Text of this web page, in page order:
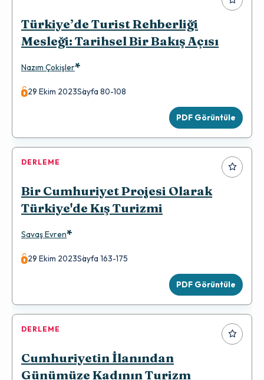
Türkiye’de Turist Rehberliği
Mesleği: Tarihsel Bir Bakış Açısı
Nazım Çokişler*
29 Ekim 2023Sayfa 80-108
PDF Görüntüle
DERLEME
Bir Cumhuriyet Projesi Olarak
Türkiye'de Kış Turizmi
Savaş Evren*
29 Ekim 2023Sayfa 163-175
PDF Görüntüle
DERLEME
Cumhuriyetin İlanından
Günümüze Kadının Turizm